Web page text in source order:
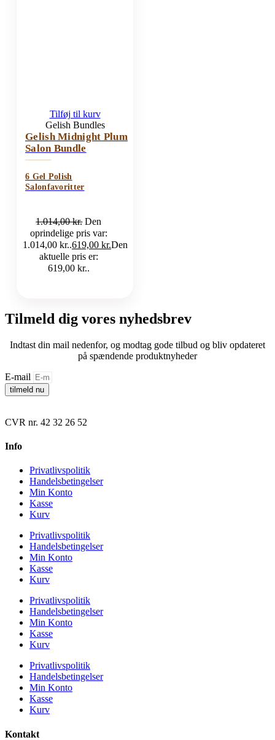
Tilføj til kurv
Gelish Bundles
Gelish Midnight Plum
Salon Bundle
6 Gel Polish
Salonfavoritter
1.014,00kr. Den
oprindelige pris var:
1.014,00 kr..619,00 kr.Den
aktuelle pris er:
619,00 kr..
Tilmeld dig vores nyhedsbrev
Indtast din mail nedenfor, og modtag gode tilbud og bliv opdateret
på spændende produktnyheder
E-mail
tilmeld nu
CVR nr. 42 32 26 52
Info
Privatlivspolitik
Handelsbetingelser
Min Konto
Kasse
Kurv
Privatlivspolitik
Handelsbetingelser
Min Konto
Kasse
Kurv
Privatlivspolitik
Handelsbetingelser
Min Konto
Kasse
Kurv
Privatlivspolitik
Handelsbetingelser
Min Konto
Kasse
Kurv
Kontakt